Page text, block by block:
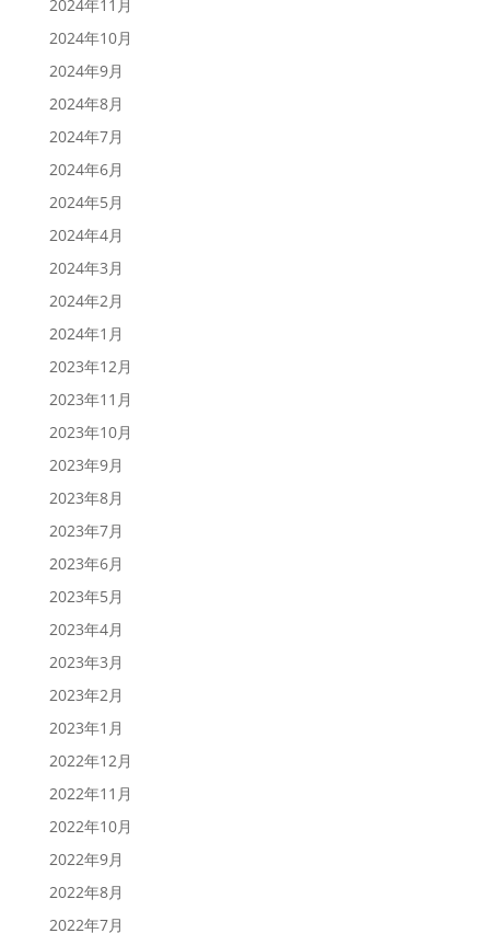
2024年11月
2024年10月
2024年9月
2024年8月
2024年7月
2024年6月
2024年5月
2024年4月
2024年3月
2024年2月
2024年1月
2023年12月
2023年11月
2023年10月
2023年9月
2023年8月
2023年7月
2023年6月
2023年5月
2023年4月
2023年3月
2023年2月
2023年1月
2022年12月
2022年11月
2022年10月
2022年9月
2022年8月
2022年7月